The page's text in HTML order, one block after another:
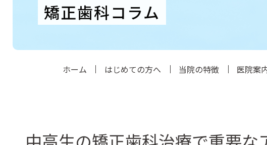
矯正歯科コラム
ホーム はじめての方へ 当院の特徴 医院案